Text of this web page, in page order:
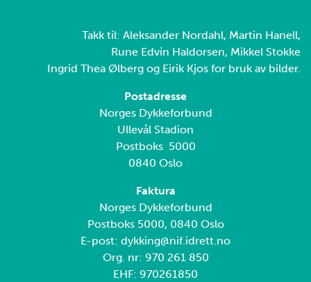
Takk til: Aleksander Nordahl, Martin Hanell,
Rune Edvin Haldorsen, Mikkel Stokke
Ingrid Thea Ølberg og Eirik Kjos for bruk av bilder.
Postadresse
Norges Dykkeforbund
Ullevål Stadion
Postboks 5000
0840 Oslo
Faktura
Norges Dykkeforbund
Postboks 5000, 0840 Oslo
E-post: dykking@nif.idrett.no
Org. nr: 970 261 850
EHF: 970261850